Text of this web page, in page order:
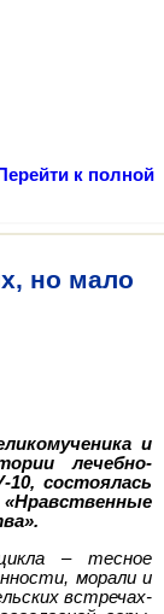
Перейти к полной
но мало
и
лечебно-
состоялась
– тесное
морали и
встречах-